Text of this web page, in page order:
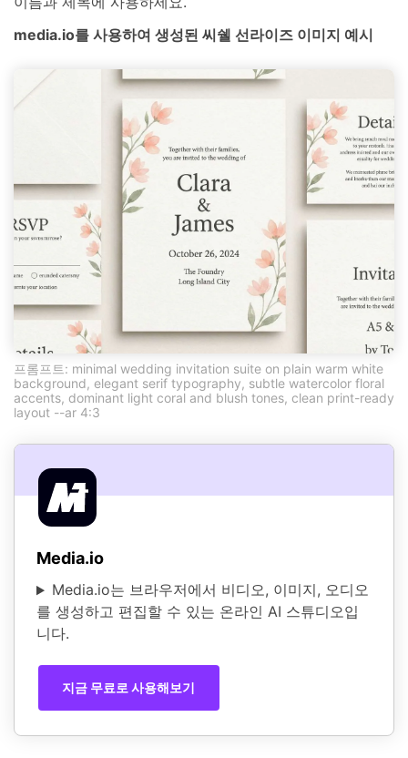
media.io를 사용하여 생성된 씨쉘 선라이즈 이미지 예시
프롬프트: minimal wedding invitation suite on plain warm white
background, elegant serif typography, subtle watercolor floral
accents, dominant light coral and blush tones, clean print-ready
layout --ar 4:3
Media.io
Media.io는 브라우저에서 비디오, 이미지, 오디오
를 생성하고 편집할 수 있는 온라인 AI 스튜디오입
니다.
지금 무료로 사용해보기